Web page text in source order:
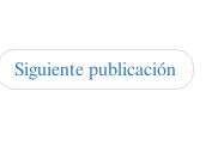
Siguiente publicación